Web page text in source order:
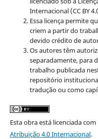
Internacional (CC BY
Essa licença permite
criem a partir do
devido crédito de
Os autores têm
separadamente, para
trabalho publicada
repositório
tradução ou como
Esta obra está licenciada
Atribuição 4.0 Internacional.